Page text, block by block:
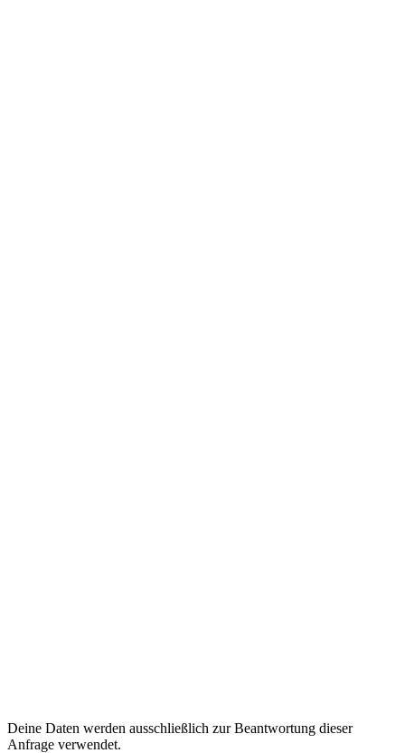
Deine Daten werden ausschließlich zur Beantwortung dieser
Anfrage verwendet.